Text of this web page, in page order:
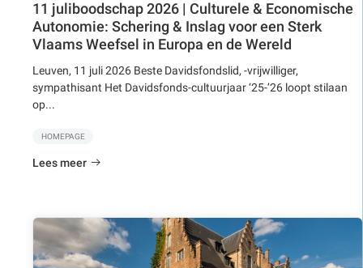
11 juliboodschap 2026 | Culturele & Economische
Autonomie: Schering & Inslag voor een Sterk
Vlaams Weefsel in Europa en de Wereld
Leuven, 11 juli 2026 Beste Davidsfondslid, -vrijwilliger,
sympathisant Het Davidsfonds-cultuurjaar ‘25-’26 loopt stilaan
op...
HOMEPAGE
Lees meer